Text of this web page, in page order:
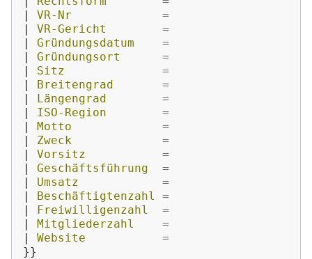
|
VR-Nr =
|
VR-Gericht =
|
Gründungsdatum =
|
Gründungsort =
|
Sitz =
|
Breitengrad =
|
Längengrad =
|
ISO-Region =
|
Motto =
|
Zweck =
|
Vorsitz =
|
Geschäftsführung =
|
Umsatz =
|
Beschäftigtenzahl =
|
Freiwilligenzahl =
|
Mitgliederzahl =
|
Website =
}}